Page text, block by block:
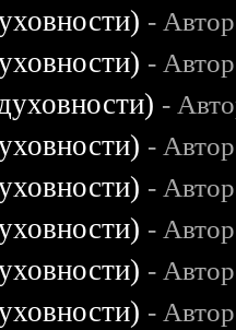
-
-
-
-
-
-
-
-